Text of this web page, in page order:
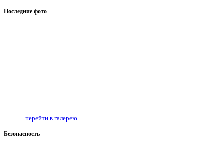
Последние фото
перейти в галерею
Безопаcность